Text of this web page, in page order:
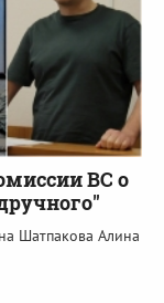
ВС о
Шатпакова Алина